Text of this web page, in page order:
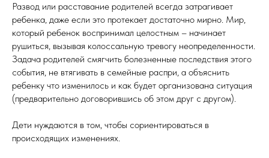
Развод или расставание родителей всегда затрагивает
ребенка, даже если это протекает достаточно мирно. Мир,
который ребенок воспринимал целостным – начинает
рушиться, вызывая колоссальную тревогу неопределенности.
Задача родителей смягчить болезненные последствия этого
события, не втягивать в семейные распри, а объяснить
ребенку что изменилось и как будет организована ситуация
(предварительно договорившись об этом друг с другом).
Дети нуждаются в том, чтобы сориентироваться в
происходящих изменениях.